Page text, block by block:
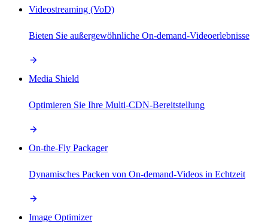
Videostreaming (VoD)
Bieten Sie außergewöhnliche On-demand-Videoerlebnisse
Media Shield
Optimieren Sie Ihre Multi-CDN-Bereitstellung
On-the-Fly Packager
Dynamisches Packen von On-demand-Videos in Echtzeit
Image Optimizer